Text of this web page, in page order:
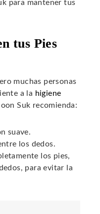
para mantener tus
tus Pies
muchas personas
a la higiene
Suk recomienda:
suave.
los dedos.
los pies,
para evitar la